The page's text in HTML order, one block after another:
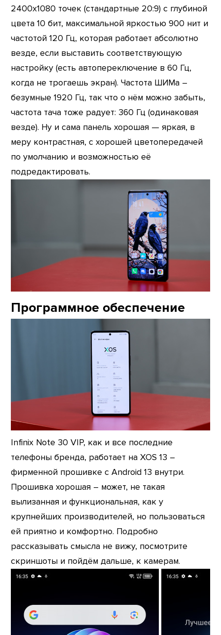
2400х1080 точек (стандартные 20:9) с глубиной
цвета 10 бит, максимальной яркостью 900 нит и
частотой 120 Гц, которая работает абсолютно
везде, если выставить соответствующую
настройку (есть автопереключение в 60 Гц,
когда не трогаешь экран). Частота ШИМа –
безумные 1920 Гц, так что о нём можно забыть,
частота тача тоже радует: 360 Гц (одинаковая
везде). Ну и сама панель хорошая — яркая, в
меру контрастная, с хорошей цветопередачей
по умолчанию и возможностью её
подредактировать.
Программное обеспечение
Infinix Note 30 VIP, как и все последние
телефоны бренда, работает на XOS 13 –
фирменной прошивке с Android 13 внутри.
Прошивка хорошая – может, не такая
вылизанная и функциональная, как у
крупнейших производителей, но пользоваться
ей приятно и комфортно. Подробно
рассказывать смысла не вижу, посмотрите
скриншоты и пойдём дальше, к камерам.